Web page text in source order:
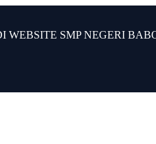
WEBSITE SMP NEGERI